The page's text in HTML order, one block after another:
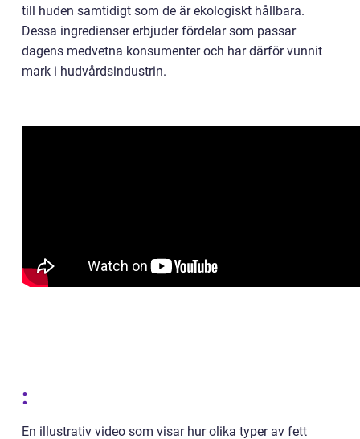
till huden samtidigt som de är ekologiskt hållbara.
Dessa ingredienser erbjuder fördelar som passar
dagens medvetna konsumenter och har därför vunnit
mark i hudvårdsindustrin.
:
En illustrativ video som visar hur olika typer av fett